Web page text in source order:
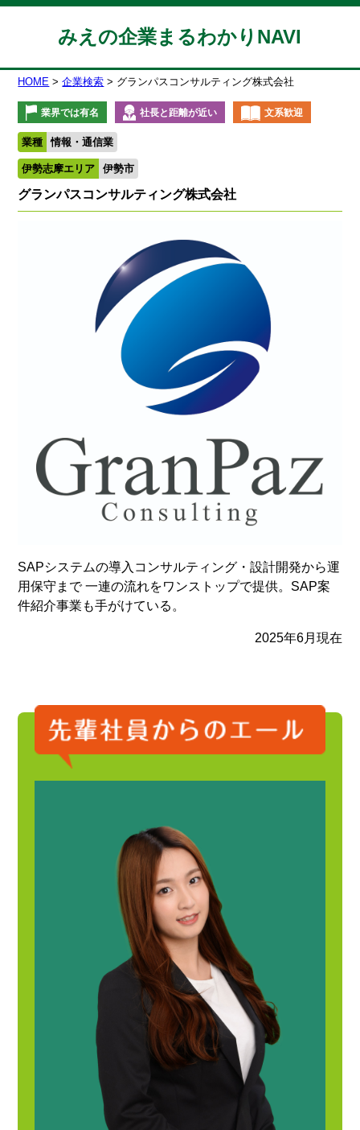
みえの企業まるわかりNAVI
HOME 企業検索 グランパスコンサルティング株式会社
業界では有名 社長と距離が近い 文系歓迎
業種 情報・通信業
伊勢志摩エリア 伊勢市
グランパスコンサルティング株式会社
SAPシステムの導入コンサルティング・設計開発から運
用保守まで 一連の流れをワンストップで提供。SAP案
件紹介事業も手がけている。
2025年6月現在